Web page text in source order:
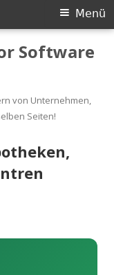
Software
von Unternehmen,
Seiten!
Menü